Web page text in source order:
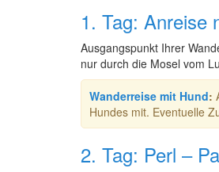
1. Tag: Anreise
Ausgangspunkt Ihrer
nur durch die Mosel vom
Wanderreise mit Hund:
Hundes mit. Eventuelle
2. Tag: Perl –